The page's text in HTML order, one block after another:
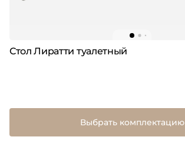
Стол Лиратти туалетный
Выбрать комплектацию